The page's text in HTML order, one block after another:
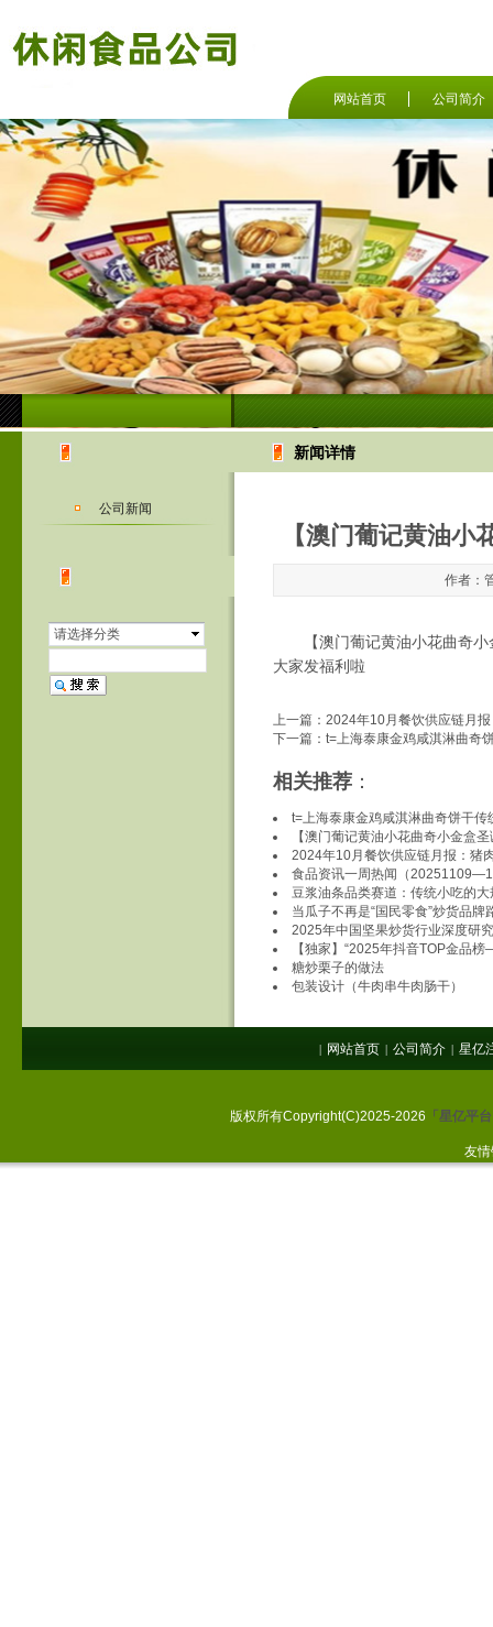
网站首页 公司简介
请选择分类
公司新闻
新闻详情
【澳门葡记黄油
作者：
【澳门葡记黄油小花曲奇
大家发福利啦
上一篇： 2024年10月餐饮供应链月
下一篇： t=上海泰康金鸡咸淇淋曲奇
相关推荐 ：
t=上海泰康金鸡咸淇淋曲奇饼干
【澳门葡记黄油小花曲奇小金盒
2024年10月餐饮供应链月报：猪
食品资讯一周热闻（
豆浆油条品类赛道：传统小吃的大
当瓜子不再是“国民零食”炒货品牌
2025年中国坚果炒货行业深度研
【独家】“2025年抖音TOP金品
糖炒栗子的做法
包装设计（牛肉串牛肉肠干）
版权所有Copyright(C)2025-2026 「星亿平
友
| 网站首页 | 公司简介 | 星亿